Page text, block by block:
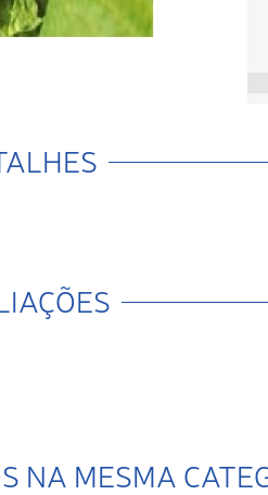
NA MESMA